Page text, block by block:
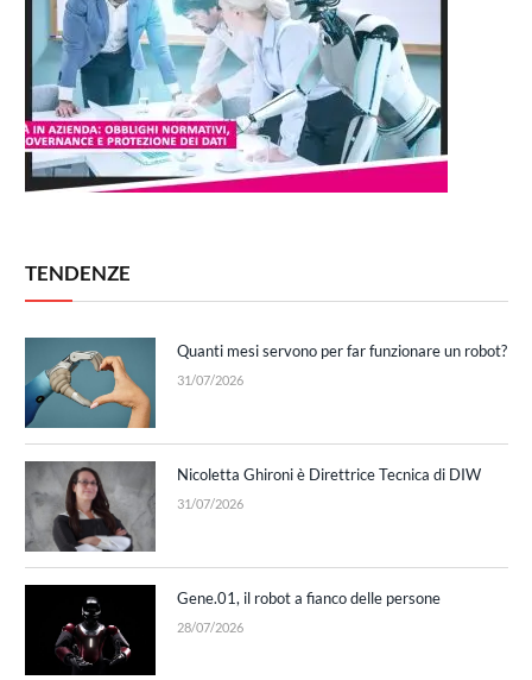
TENDENZE
Quanti mesi servono per far funzionare un robot?
31/07/2026
Nicoletta Ghironi è Direttrice Tecnica di DIW
31/07/2026
Gene.01, il robot a fianco delle persone
28/07/2026